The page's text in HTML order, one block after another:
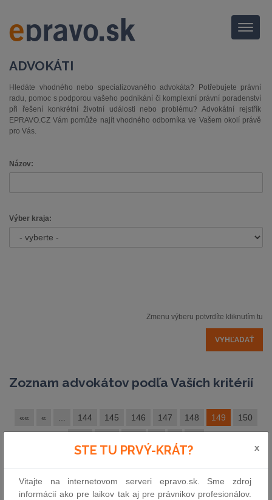
Menu
ADVOKÁTI
Hledáte vhodného nebo specializovaného advokáta? Potřebujete právní
radu, pomoc s podporou vašeho podnikání či komplexní právní poradenství
při řešení konkrétní životní události nebo problému? Advokátní rejstřík
EPRAVO.CZ Vám pomůže najít vhodného odborníka ve Vašem okolí právě
pro Vás.
Názov:
Výber kraja:
Zmenu výberu potvrdíte kliknutím tu
Zoznam advokátov podľa Vaších kritérií
«« « 144 145 146 147 148 149 150
STE TU PRVÝ-KRÁT? x
Vitajte na internetovom serveri epravo.sk. Sme zdroj
informácií ako pre laikov tak aj pre právnikov profesionálov.